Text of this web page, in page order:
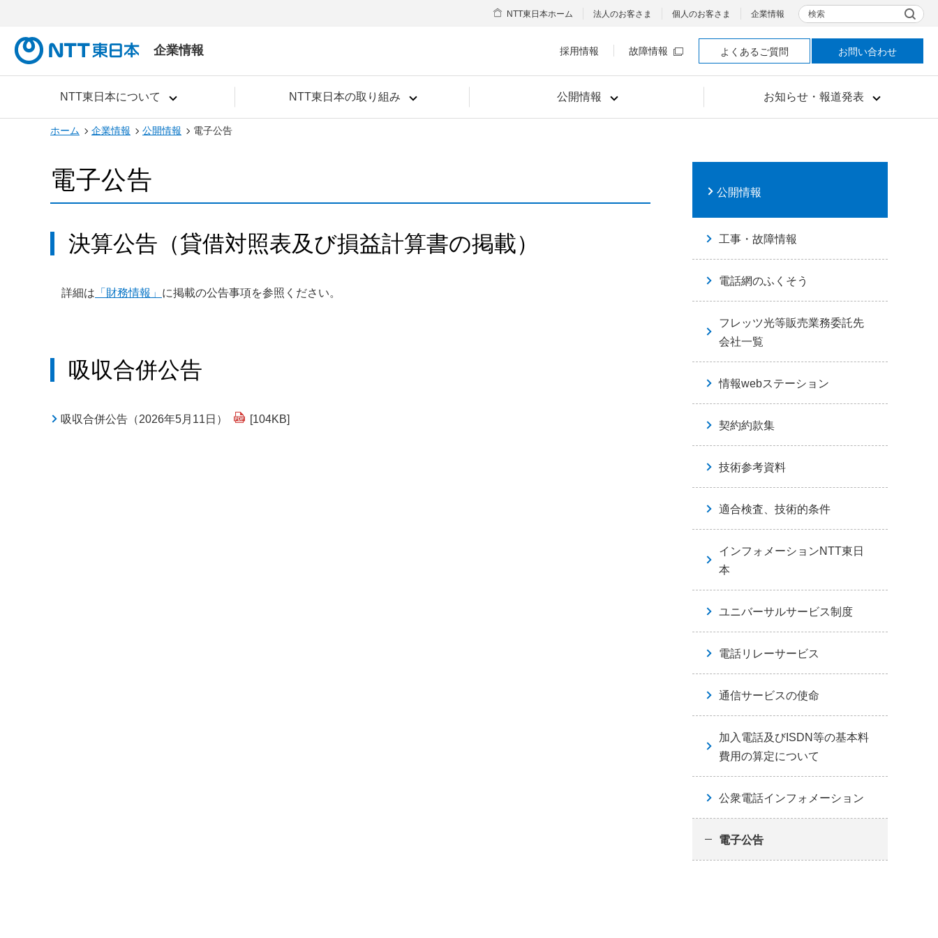
企業情報
NTT東日本について NTT東日本の取り組み 公開情報 お知らせ・報道発表
NTT東日本ホーム 法人のお客さま 個人のお客さま 企業情報 検索
採用情報 故障情報 よくあるご質問 お問い合わせ
ホーム 企業情報 公開情報 電子公告
電子公告
決算公告（貸借対照表及び損益計算書の掲載）
詳細は 「財務情報」 に掲載の公告事項を参照ください。
吸収合併公告
吸収合併公告（2026年5月11日） [104KB]
公開情報
工事・故障情報
電話網のふくそう
フレッツ光等販売業務委託先
会社一覧
情報webステーション
契約約款集
技術参考資料
適合検査、技術的条件
インフォメーションNTT東日
本
ユニバーサルサービス制度
電話リレーサービス
通信サービスの使命
加入電話及びISDN等の基本料
費用の算定について
公衆電話インフォメーション
電子公告